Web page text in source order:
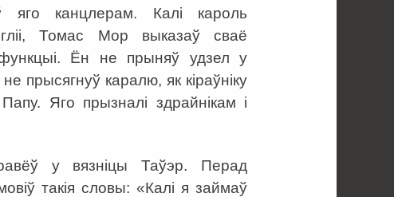
яго канцлерам. Калі кароль
Томас Мор выказаў сваё
Ён не прыняў удзел у
прысягнуў каралю, як кіраўніку
Яго прызналі здрайнікам і
у вязніцы Таўэр. Перад
такія словы: «Калі я займаў